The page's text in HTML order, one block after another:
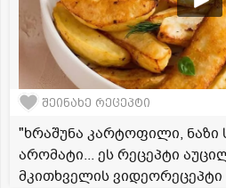
შეინახე რეცეპტი
"ხრაშუნა კარტოფილი, ნაზი
არომატი... ეს რეცეპტი
მკითხველის ვიდეორეცეპტი